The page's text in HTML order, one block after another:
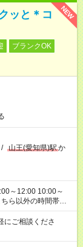
NEW
ッと＊コ
ブランクOK
/ 山王(愛知県)駅か
ご相談くださ